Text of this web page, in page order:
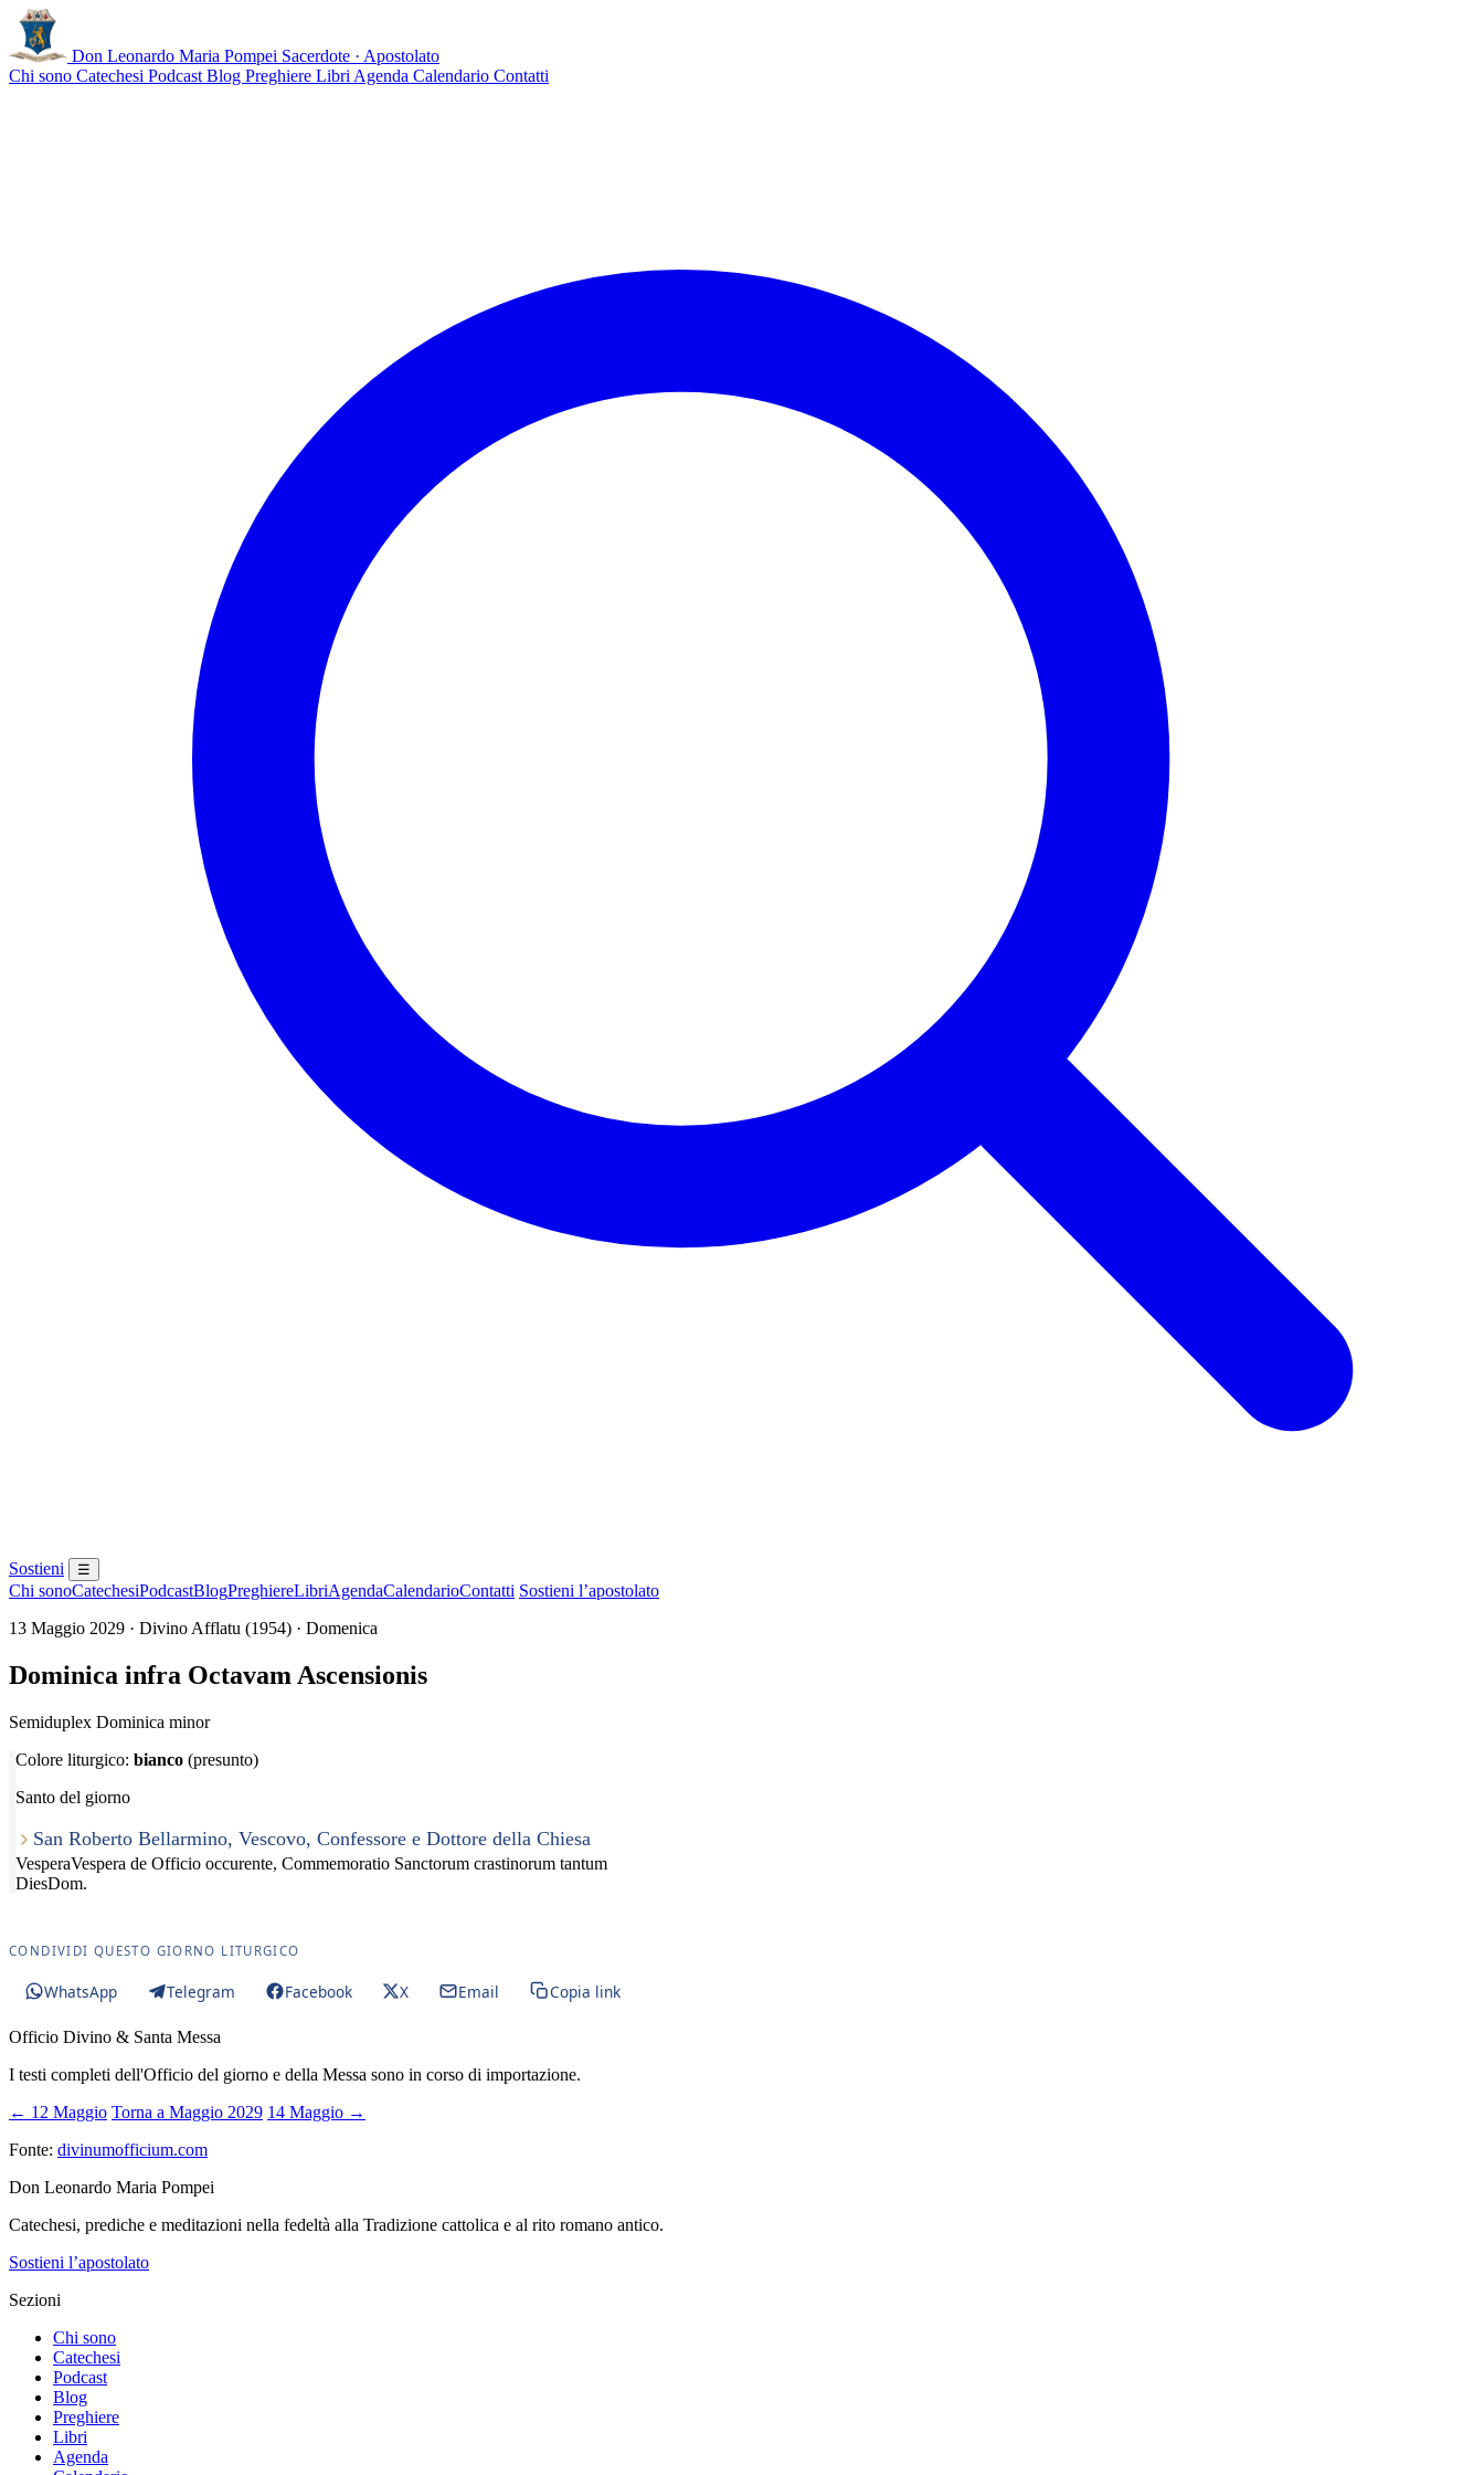
Don Leonardo Maria Pompei Sacerdote · Apostolato
Chi sono Catechesi Podcast Blog Preghiere Libri Agenda Calendario Contatti
Sostieni ☰
Chi sonoCatechesiPodcastBlogPreghiereLibriAgendaCalendarioContatti Sostieni l’apostolato
13 Maggio 2029 · Divino Afflatu (1954) · Domenica
Dominica infra Octavam Ascensionis
Semiduplex Dominica minor
Colore liturgico: bianco (presunto)
Santo del giorno
San Roberto Bellarmino, Vescovo, Confessore e Dottore della Chiesa
VesperaVespera de Officio occurente, Commemoratio Sanctorum crastinorum tantum
DiesDom.
CONDIVIDI QUESTO GIORNO LITURGICO
WhatsApp Telegram Facebook X Email Copia link
Officio Divino & Santa Messa
I testi completi dell'Officio del giorno e della Messa sono in corso di importazione.
← 12 Maggio Torna a Maggio 2029 14 Maggio →
Fonte: divinumofficium.com
Don Leonardo Maria Pompei
Catechesi, prediche e meditazioni nella fedeltà alla Tradizione cattolica e al rito romano antico.
Sostieni l’apostolato
Sezioni
Chi sono
Catechesi
Podcast
Blog
Preghiere
Libri
Agenda